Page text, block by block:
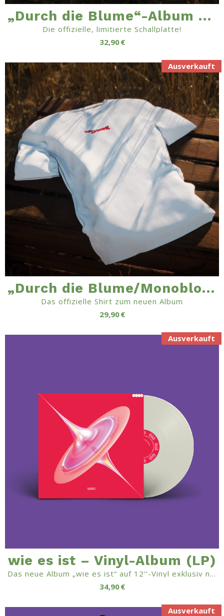
„Durch die Blume“-Album auf Vinyl / LP
Die offizielle, limitierte Schallplatte!
32,90 €
„Durch die Blume/Monobloc“-Shirt
Das offizielle Shirt zum neuen Album
29,90 €
wie es ist – Vinyl-Album (LP)
Das neue Album „wie es ist“ auf 12‘‘-Vinyl exklusiv nur hier im Shop!
34,90 €